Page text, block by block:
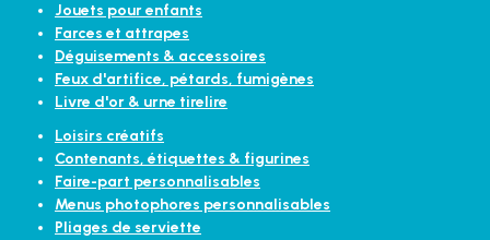
Jouets pour enfants
Farces et attrapes
Déguisements & accessoires
Feux d'artifice, pétards, fumigènes
Livre d'or & urne tirelire
Loisirs créatifs
Contenants, étiquettes & figurines
Faire-part personnalisables
Menus photophores personnalisables
Pliages de serviette